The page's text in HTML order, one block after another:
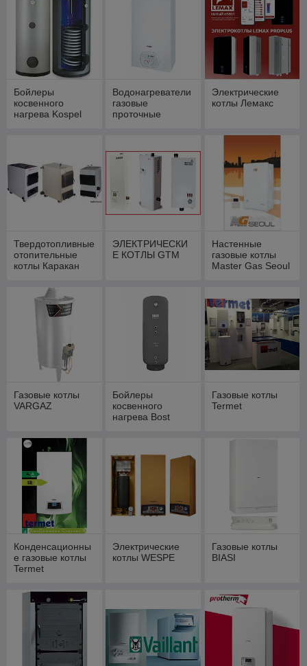
Бойлеры
косвенного
нагрева Kospel
Водонагреватели
газовые
проточные
Электрические
котлы Лемакс
Твердотопливные
отопительные
котлы Каракан
ЭЛЕКТРИЧЕСКИ
Е КОТЛЫ GTM
Настенные
газовые котлы
Master Gas Seoul
Газовые котлы
VARGAZ
Бойлеры
косвенного
нагрева Bost
Газовые котлы
Termet
Конденсационны
е газовые котлы
Termet
Электрические
котлы WESPE
Газовые котлы
BIASI